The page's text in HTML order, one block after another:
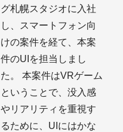
グ札幌スタジオに入社
し、スマートフォン向
けの案件を経て、本案
件のUIを担当しまし
た。 本案件はVRゲーム
ということで、没入感
やリアリティを重視す
るために、UIにはかな